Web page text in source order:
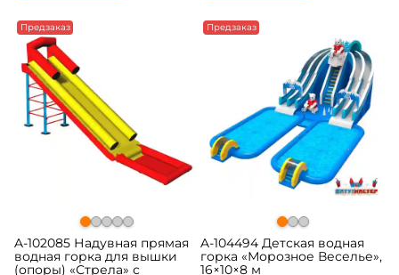
Предзаказ
A-102085 Надувная прямая
водная горка для вышки
(опоры) «Стрела» с
Предзаказ
A-104494 Детская водная
горка «Морозное Веселье»,
16×10×8 м